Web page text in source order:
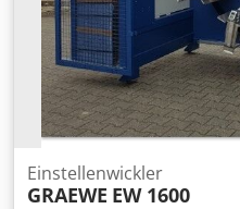
Einstellenwickler
GRAEWE EW 1600